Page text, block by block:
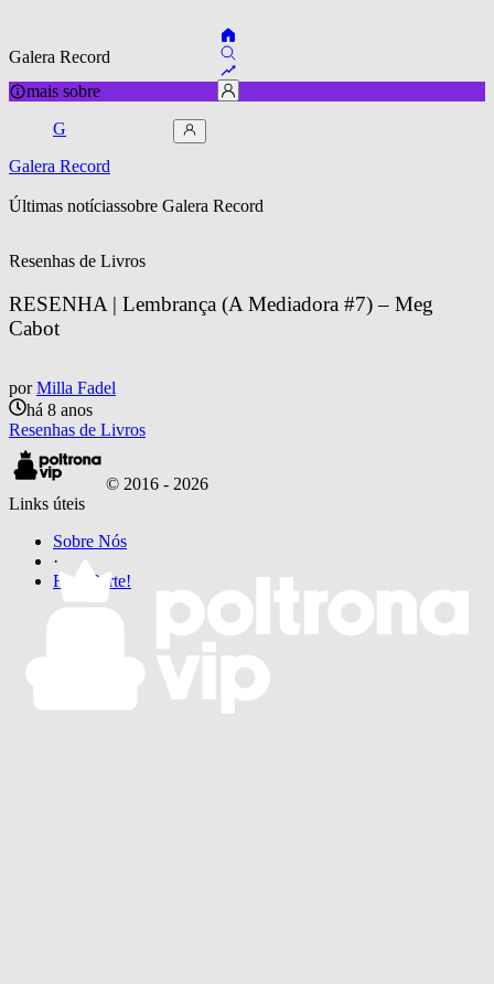
Galera Record
mais sobre
G
Galera Record
Últimas notíciassobre Galera Record
Resenhas de Livros
RESENHA | Lembrança (A Mediadora #7) – Meg
Cabot
por Milla Fadel
há 8 anos
Resenhas de Livros
© 2016 - 2026
Links úteis
Sobre Nós
·
Faça Parte!